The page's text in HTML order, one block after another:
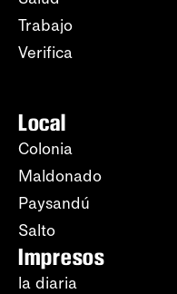
Trabajo
Verifica
Local
Colonia
Maldonado
Paysandú
Salto
Impresos
la diaria